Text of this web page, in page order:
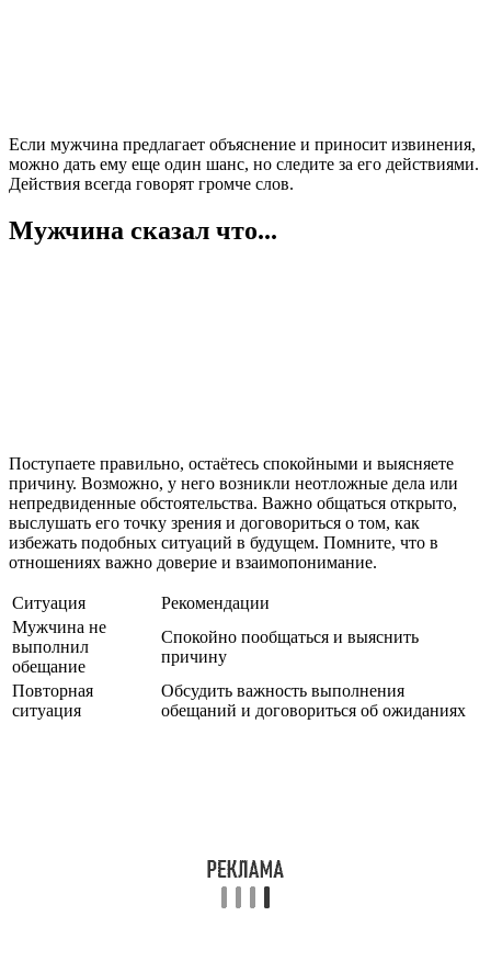
Если мужчина предлагает объяснение и приносит извинения,
можно дать ему еще один шанс, но следите за его действиями.
Действия всегда говорят громче слов.
Мужчина сказал что...
Поступаете правильно, остаётесь спокойными и выясняете
причину. Возможно, у него возникли неотложные дела или
непредвиденные обстоятельства. Важно общаться открыто,
выслушать его точку зрения и договориться о том, как
избежать подобных ситуаций в будущем. Помните, что в
отношениях важно доверие и взаимопонимание.
Ситуация
Рекомендации
Мужчина не
выполнил
обещание
Спокойно пообщаться и выяснить
причину
Повторная
ситуация
Обсудить важность выполнения
обещаний и договориться об ожиданиях